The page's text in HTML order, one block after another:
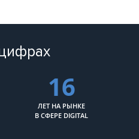
16
ЛЕТ НА РЫНКЕ
В СФЕРЕ DIGITAL